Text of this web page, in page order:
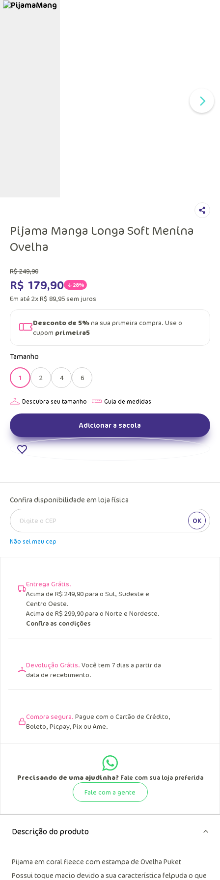
Pijama Manga Longa Soft Menina
Ovelha
R$249,90
R$ 179,90 28%
Em até 2xR$ 89,95 sem juros
Desconto de 5%na sua primeira compra. Use o
cupom primeira5
Tamanho
1 2 4 6
Adicionar a sacola
Confira disponibilidade em loja física
OK
Não sei meu cep
Entrega Grátis.
Acima de R$ 249,90 para o Sul, Sudeste e
Centro Oeste.
Acima de R$ 299,90 para o Norte e Nordeste.
Confira as condições
Devolução Grátis. Você tem 7 dias a partir da
data de recebimento.
Compra segura. Pague com o Cartão de Crédito,
Boleto, Picpay, Pix ou Ame.
Precisando de uma ajudinha?Fale com sua loja preferida
Fale com a gente
Descrição do produto
Pijama em coral fleece com estampa de Ovelha Puket
Possui toque macio devido a sua característica felpuda o que